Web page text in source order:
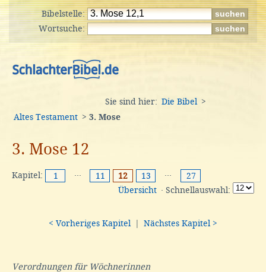
Bibelstelle:
Wortsuche:
Sie sind hier: Die Bibel
>
Altes Testament > 3. Mose
3. Mose 12
Kapitel: 1 ··· 11 12 13 ···
27
Übersicht · Schnellauswahl:
< Vorheriges Kapitel Nächstes Kapitel >
Verordnungen für Wöchnerinnen